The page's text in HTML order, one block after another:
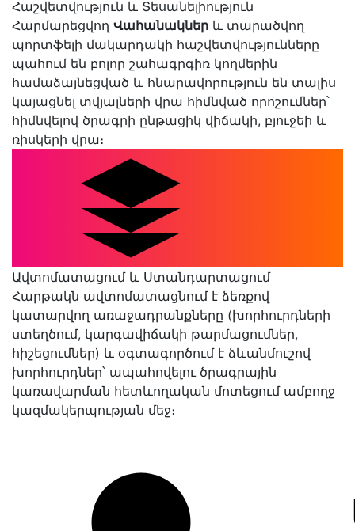
Հաշվետվություն և Տեսանելիություն
Հարմարեցվող Վահանակներ և տարածվող
պորտֆելի մակարդակի հաշվետվությունները
պահում են բոլոր շահագրգիռ կողմերին
համաձայնեցված և հնարավորություն են տալիս
կայացնել տվյալների վրա հիմնված որոշումներ՝
հիմնվելով ծրագրի ընթացիկ վիճակի, բյուջեի և
ռիսկերի վրա։
Ավտոմատացում և Ստանդարտացում
Հարթակն ավտոմատացնում է ձեռքով
կատարվող առաջադրանքները (խորհուրդների
ստեղծում, կարգավիճակի թարմացումներ,
հիշեցումներ) և օգտագործում է ձևանմուշով
խորհուրդներ՝ ապահովելու ծրագրային
կառավարման հետևողական մոտեցում ամբողջ
կազմակերպության մեջ։